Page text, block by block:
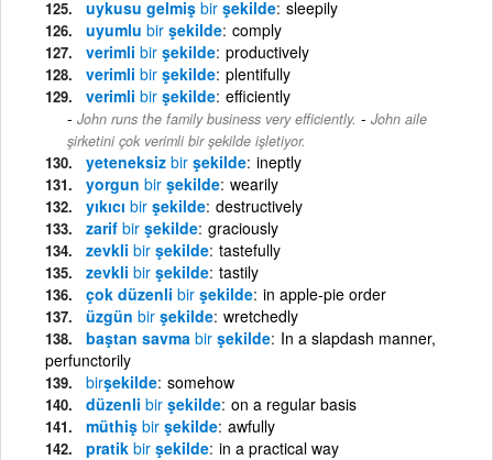
uykusu gelmiş bir şekilde sleepily
uyumlu bir şekilde comply
verimli bir şekilde productively
verimli bir şekilde plentifully
verimli bir şekilde efficiently
John runs the family business very efficiently. - John aile
şirketini çok verimli bir şekilde işletiyor.
yeteneksiz bir şekilde ineptly
yorgun bir şekilde wearily
yıkıcı bir şekilde destructively
zarif bir şekilde graciously
zevkli bir şekilde tastefully
zevkli bir şekilde tastily
çok düzenli bir şekilde in apple-pie order
üzgün bir şekilde wretchedly
baştan savma bir şekilde In a slapdash manner,
perfunctorily
birşekilde somehow
düzenli bir şekilde on a regular basis
müthiş bir şekilde awfully
pratik bir şekilde in a practical way